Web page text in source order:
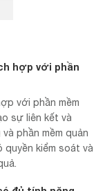
hợp với phần
với phần mềm
sự liên kết và
phần mềm quản
quyền kiểm soát và